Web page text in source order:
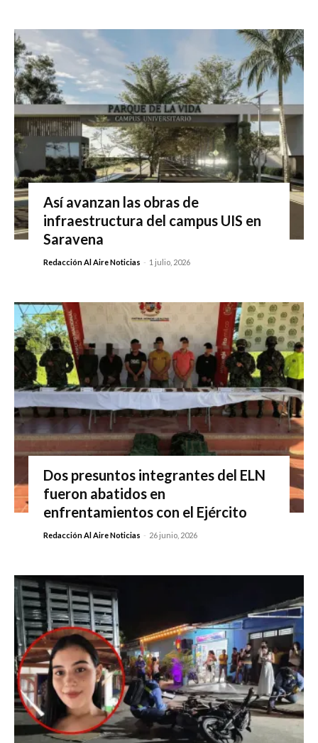
Así avanzan las obras de
infraestructura del campus UIS en
Saravena
Redacción Al Aire Noticias - 1 julio, 2026
Dos presuntos integrantes del ELN
fueron abatidos en
enfrentamientos con el Ejército
Redacción Al Aire Noticias - 26 junio, 2026